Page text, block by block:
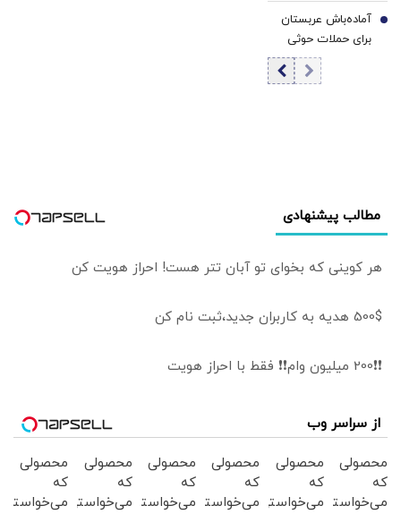
گزارش رسانه‌ها
ترامپ را دیوانه کرد
| ایران جسورتر می
بازگشایی تنگه
هرمز؟
آماده‌باش عربستان
برای حملات حوثی
ها و شبه نظامیان
عراقی/ مقام
7
مطالب پیشنهادی
هر کوینی که بخوای تو آبان تتر هست! احراز هویت کن
500$ هدیه به کاربران جدید،ثبت نام کن
❗❗200 میلیون وام❗❗ فقط با احراز هویت
از سراسر وب
محصولی
که
می‌خواستی
محصولی
که
می‌خواستی
محصولی
که
می‌خواستی
محصولی
که
می‌خواستی
محصولی
که
می‌خواستی
محصولی
که
می‌خواستی